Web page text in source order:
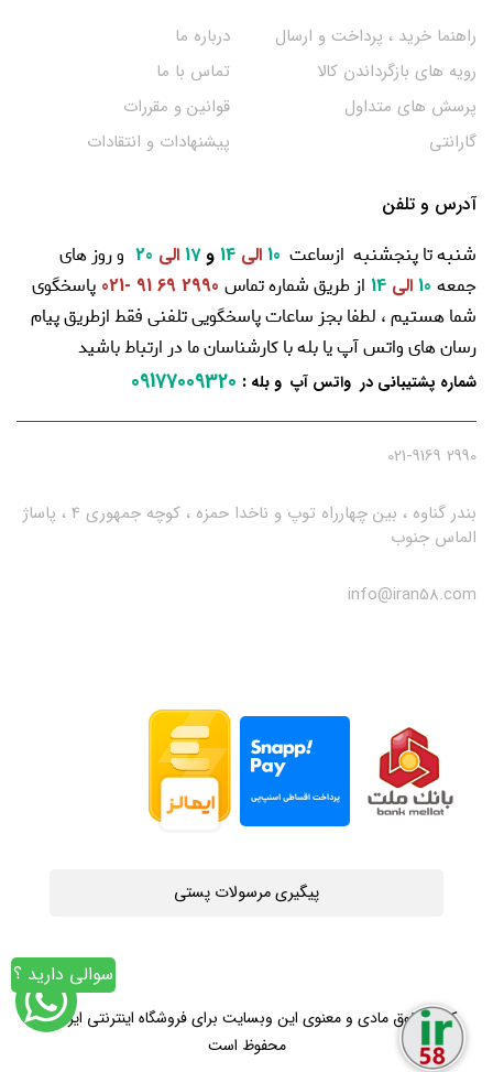
راهنما خرید ، پرداخت و ارسال
رویه های بازگرداندن کالا
پرسش های متداول
گارانتی
درباره ما
تماس با ما
قوانین و مقررات
پیشنهادات و انتقادات
آدرس و تلفن
شنبه تا پنجشنبه ازساعت 10 الی و17 الی
و روز های
جمعه
الی از طریق شماره تماس 2990 69 91 -021
پاسخگوی
شما هستیم ، لطفا بجز ساعات پاسخگویی تلفنی فقط ازطریق پیام
رسان های واتس آپ یا بله با کارشناسان ما در ارتباط باشید
شماره پشتیبانی در واتس آپ و بله :
09177009320
2990 021-9169
بندر گناوه ، بین چهارراه توپ و ناخدا حمزه ، کوچه جمهوری 4 ، پاساژ
الماس جنوب
info@iran58.com
پیگیری مرسولات پستی
کلیه حقوق مادی و معنوی این وبسایت برای فروشگاه اینترنتی ایران58
محفوظ است
سوالی دارید ؟